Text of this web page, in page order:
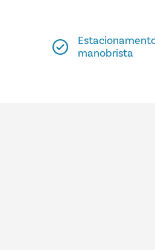
manobrista